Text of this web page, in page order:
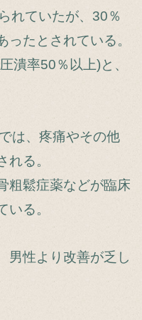
れていたが、30％
たとされている。
潰率50％以上)と、
は、疼痛やその他
れる。
粗鬆症薬などが臨床
いる。
男性より改善が乏し